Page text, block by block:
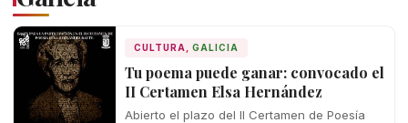
CULTURA GALICIA
Tu poema puede ganar: convocado el
II Certamen Elsa Hernández
Abierto el plazo del II Certamen de Poesía